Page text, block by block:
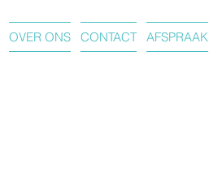
OVER ONS CONTACT AFSPRAAK